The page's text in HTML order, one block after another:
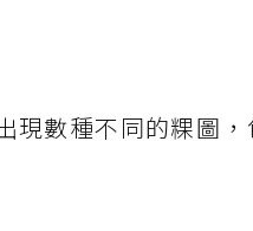
現數種不同的粿圖